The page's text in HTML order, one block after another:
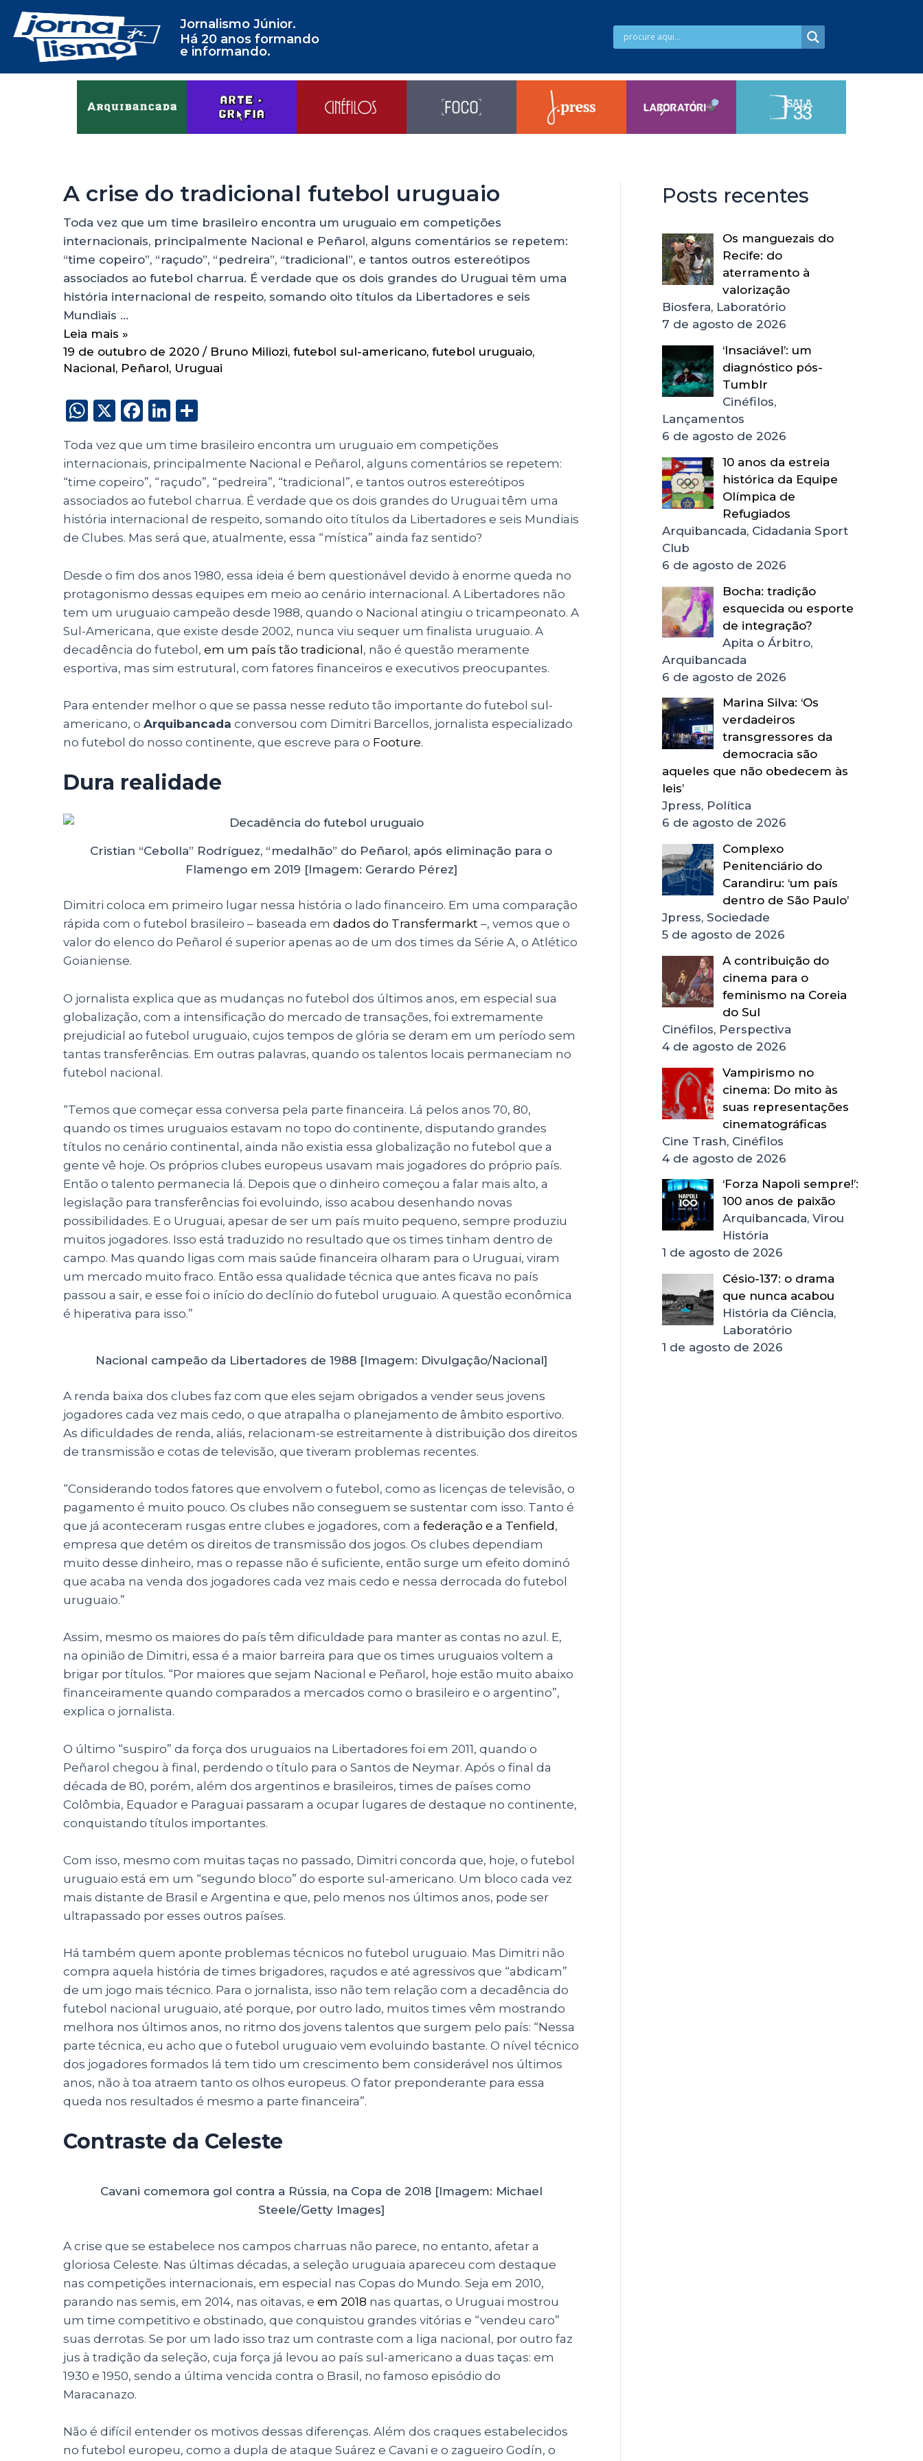
Jornalismo Júnior.
Há 20 anos formando
e informando.
A crise do tradicional futebol uruguaio
Toda vez que um time brasileiro encontra um uruguaio em competições
internacionais, principalmente Nacional e Peñarol, alguns comentários se repetem:
“time copeiro”, “raçudo”, “pedreira”, “tradicional”, e tantos outros estereótipos
associados ao futebol charrua. É verdade que os dois grandes do Uruguai têm uma
história internacional de respeito, somando oito títulos da Libertadores e seis
Mundiais …
Leia mais »
19 de outubro de 2020 / Bruno Miliozi, futebol sul-americano, futebol uruguaio,
Nacional, Peñarol, Uruguai
W
a
ts
A
p
p
X
F
c
e
b
o
o
k
Li
k
e
dI
n
a
re
Toda vez que um time brasileiro encontra um uruguaio em competições
internacionais, principalmente Nacional e Peñarol, alguns comentários se repetem:
“time copeiro”, “raçudo”, “pedreira”, “tradicional”, e tantos outros estereótipos
associados ao futebol charrua. É verdade que os dois grandes do Uruguai têm uma
história internacional de respeito, somando oito títulos da Libertadores e seis Mundiais
de Clubes. Mas será que, atualmente, essa “mística” ainda faz sentido?
Desde o fim dos anos 1980, essa ideia é bem questionável devido à enorme queda no
protagonismo dessas equipes em meio ao cenário internacional. A Libertadores não
tem um uruguaio campeão desde 1988, quando o Nacional atingiu o tricampeonato. A
Sul-Americana, que existe desde 2002, nunca viu sequer um finalista uruguaio. A
decadência do futebol, em um país tão tradicional, não é questão meramente
esportiva, mas sim estrutural, com fatores financeiros e executivos preocupantes.
Para entender melhor o que se passa nesse reduto tão importante do futebol sul-
americano, o Arquibancada conversou com Dimitri Barcellos, jornalista especializado
no futebol do nosso continente, que escreve para o Footure.
Dura realidade
Cristian “Cebolla” Rodríguez, “medalhão” do Peñarol, após eliminação para o
Flamengo em 2019 [Imagem: Gerardo Pérez]
Dimitri coloca em primeiro lugar nessa história o lado financeiro. Em uma comparação
rápida com o futebol brasileiro – baseada em dados do Transfermarkt –, vemos que o
valor do elenco do Peñarol é superior apenas ao de um dos times da Série A, o Atlético
Goianiense.
O jornalista explica que as mudanças no futebol dos últimos anos, em especial sua
globalização, com a intensificação do mercado de transações, foi extremamente
prejudicial ao futebol uruguaio, cujos tempos de glória se deram em um período sem
tantas transferências. Em outras palavras, quando os talentos locais permaneciam no
futebol nacional.
“Temos que começar essa conversa pela parte financeira. Lá pelos anos 70, 80,
quando os times uruguaios estavam no topo do continente, disputando grandes
títulos no cenário continental, ainda não existia essa globalização no futebol que a
gente vê hoje. Os próprios clubes europeus usavam mais jogadores do próprio país.
Então o talento permanecia lá. Depois que o dinheiro começou a falar mais alto, a
legislação para transferências foi evoluindo, isso acabou desenhando novas
possibilidades. E o Uruguai, apesar de ser um país muito pequeno, sempre produziu
muitos jogadores. Isso está traduzido no resultado que os times tinham dentro de
campo. Mas quando ligas com mais saúde financeira olharam para o Uruguai, viram
um mercado muito fraco. Então essa qualidade técnica que antes ficava no país
passou a sair, e esse foi o início do declínio do futebol uruguaio. A questão econômica
é hiperativa para isso.”
Nacional campeão da Libertadores de 1988 [Imagem: Divulgação/Nacional]
A renda baixa dos clubes faz com que eles sejam obrigados a vender seus jovens
jogadores cada vez mais cedo, o que atrapalha o planejamento de âmbito esportivo.
As dificuldades de renda, aliás, relacionam-se estreitamente à distribuição dos direitos
de transmissão e cotas de televisão, que tiveram problemas recentes.
“Considerando todos fatores que envolvem o futebol, como as licenças de televisão, o
pagamento é muito pouco. Os clubes não conseguem se sustentar com isso. Tanto é
que já aconteceram rusgas entre clubes e jogadores, com a federação e a Tenfield ,
empresa que detém os direitos de transmissão dos jogos. Os clubes dependiam
muito desse dinheiro, mas o repasse não é suficiente, então surge um efeito dominó
que acaba na venda dos jogadores cada vez mais cedo e nessa derrocada do futebol
uruguaio.”
Assim, mesmo os maiores do país têm dificuldade para manter as contas no azul. E,
na opinião de Dimitri, essa é a maior barreira para que os times uruguaios voltem a
brigar por títulos. “Por maiores que sejam Nacional e Peñarol, hoje estão muito abaixo
financeiramente quando comparados a mercados como o brasileiro e o argentino”,
explica o jornalista.
O último “suspiro” da força dos uruguaios na Libertadores foi em 2011, quando o
Peñarol chegou à final, perdendo o título para o Santos de Neymar. Após o final da
década de 80, porém, além dos argentinos e brasileiros, times de países como
Colômbia, Equador e Paraguai passaram a ocupar lugares de destaque no continente,
conquistando títulos importantes.
Com isso, mesmo com muitas taças no passado, Dimitri concorda que, hoje, o futebol
uruguaio está em um “segundo bloco” do esporte sul-americano. Um bloco cada vez
mais distante de Brasil e Argentina e que, pelo menos nos últimos anos, pode ser
ultrapassado por esses outros países.
Há também quem aponte problemas técnicos no futebol uruguaio. Mas Dimitri não
compra aquela história de times brigadores, raçudos e até agressivos que “abdicam”
de um jogo mais técnico. Para o jornalista, isso não tem relação com a decadência do
futebol nacional uruguaio, até porque, por outro lado, muitos times vêm mostrando
melhora nos últimos anos, no ritmo dos jovens talentos que surgem pelo país: “Nessa
parte técnica, eu acho que o futebol uruguaio vem evoluindo bastante. O nível técnico
dos jogadores formados lá tem tido um crescimento bem considerável nos últimos
anos, não à toa atraem tanto os olhos europeus. O fator preponderante para essa
queda nos resultados é mesmo a parte financeira”.
Contraste da Celeste
Cavani comemora gol contra a Rússia, na Copa de 2018 [Imagem: Michael
Steele/Getty Images]
A crise que se estabelece nos campos charruas não parece, no entanto, afetar a
gloriosa Celeste. Nas últimas décadas, a seleção uruguaia apareceu com destaque
nas competições internacionais, em especial nas Copas do Mundo. Seja em 2010,
parando nas semis, em 2014, nas oitavas, e em 2018 nas quartas, o Uruguai mostrou
um time competitivo e obstinado, que conquistou grandes vitórias e “vendeu caro”
suas derrotas. Se por um lado isso traz um contraste com a liga nacional, por outro faz
jus à tradição da seleção, cuja força já levou ao país sul-americano a duas taças: em
1930 e 1950, sendo a última vencida contra o Brasil, no famoso episódio do
Maracanazo.
Não é difícil entender os motivos dessas diferenças. Além dos craques estabelecidos
no futebol europeu, como a dupla de ataque Suárez e Cavani e o zagueiro Godín, o
Posts recentes
Os manguezais do
Recife: do
aterramento à
valorização
Biosfera, Laboratório
7 de agosto de 2026
‘Insaciável’: um
diagnóstico pós-
Tumblr
Cinéfilos,
Lançamentos
6 de agosto de 2026
10 anos da estreia
histórica da Equipe
Olímpica de
Refugiados
Arquibancada, Cidadania Sport
Club
6 de agosto de 2026
Bocha: tradição
esquecida ou esporte
de integração?
Apita o Árbitro,
Arquibancada
6 de agosto de 2026
Marina Silva: ‘Os
verdadeiros
transgressores da
democracia são
aqueles que não obedecem às
leis’
Jpress, Política
6 de agosto de 2026
Complexo
Penitenciário do
Carandiru: ‘um país
dentro de São Paulo’
Jpress, Sociedade
5 de agosto de 2026
A contribuição do
cinema para o
feminismo na Coreia
do Sul
Cinéfilos, Perspectiva
4 de agosto de 2026
Vampirismo no
cinema: Do mito às
suas representações
cinematográficas
Cine Trash, Cinéfilos
4 de agosto de 2026
‘Forza Napoli sempre!’:
100 anos de paixão
Arquibancada, Virou
História
1 de agosto de 2026
Césio-137: o drama
que nunca acabou
História da Ciência,
Laboratório
1 de agosto de 2026